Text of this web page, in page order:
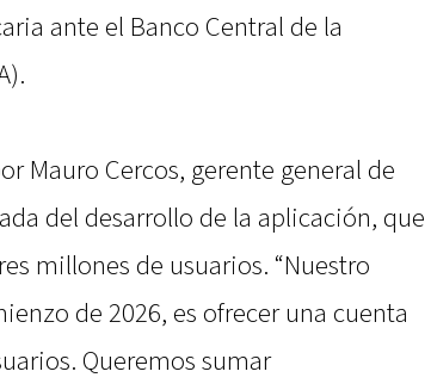
ante el Banco Central de la
Mauro Cercos, gerente general de
del desarrollo de la aplicación, que
millones de usuarios. “Nuestro
de 2026, es ofrecer una cuenta
Queremos sumar